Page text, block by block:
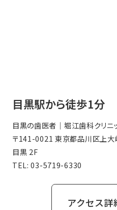
目黒駅から徒歩1分
目黒の歯医者｜堀江歯科クリニ
〒141-0021 東京都品川区上大
目黒 2F
TEL:03-5719-6330
アクセス詳